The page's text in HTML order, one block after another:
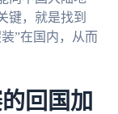
键，就是找到
”在国内，从而
回国加